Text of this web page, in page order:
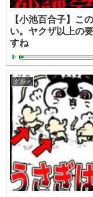
【小池百合子】こ
い。ヤクザ以上の
すね
グルメ